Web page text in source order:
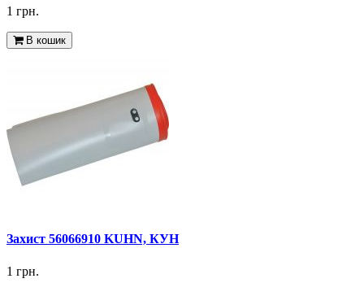
1 грн.
В кошик
Захист 56066910 KUHN, КУН
1 грн.